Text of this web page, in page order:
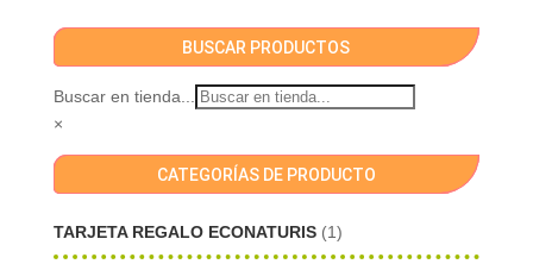
BUSCAR PRODUCTOS
Buscar en tienda...
×
CATEGORÍAS DE PRODUCTO
TARJETA REGALO ECONATURIS (1)